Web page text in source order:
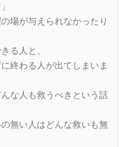
場が与えられなかったり
る人と、
終わる人が出てしまいま
な人も救うべきという話
無い人はどんな救いも無